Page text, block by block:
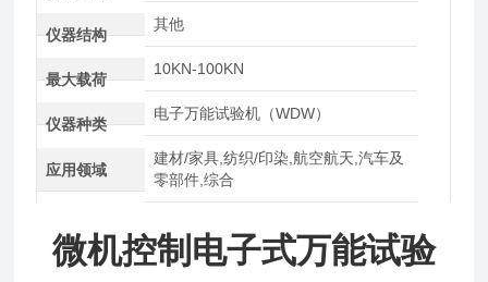
仪器结构
其他
最大载荷
10KN-100KN
仪器种类
电子万能试验机（WDW）
应用领域
建材/家具,纺织/印染,航空航天,汽车及
零部件,综合
微机控制电子式万能试验